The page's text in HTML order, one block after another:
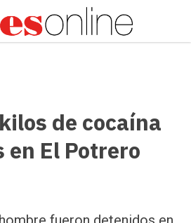
de cocaína
El Potrero